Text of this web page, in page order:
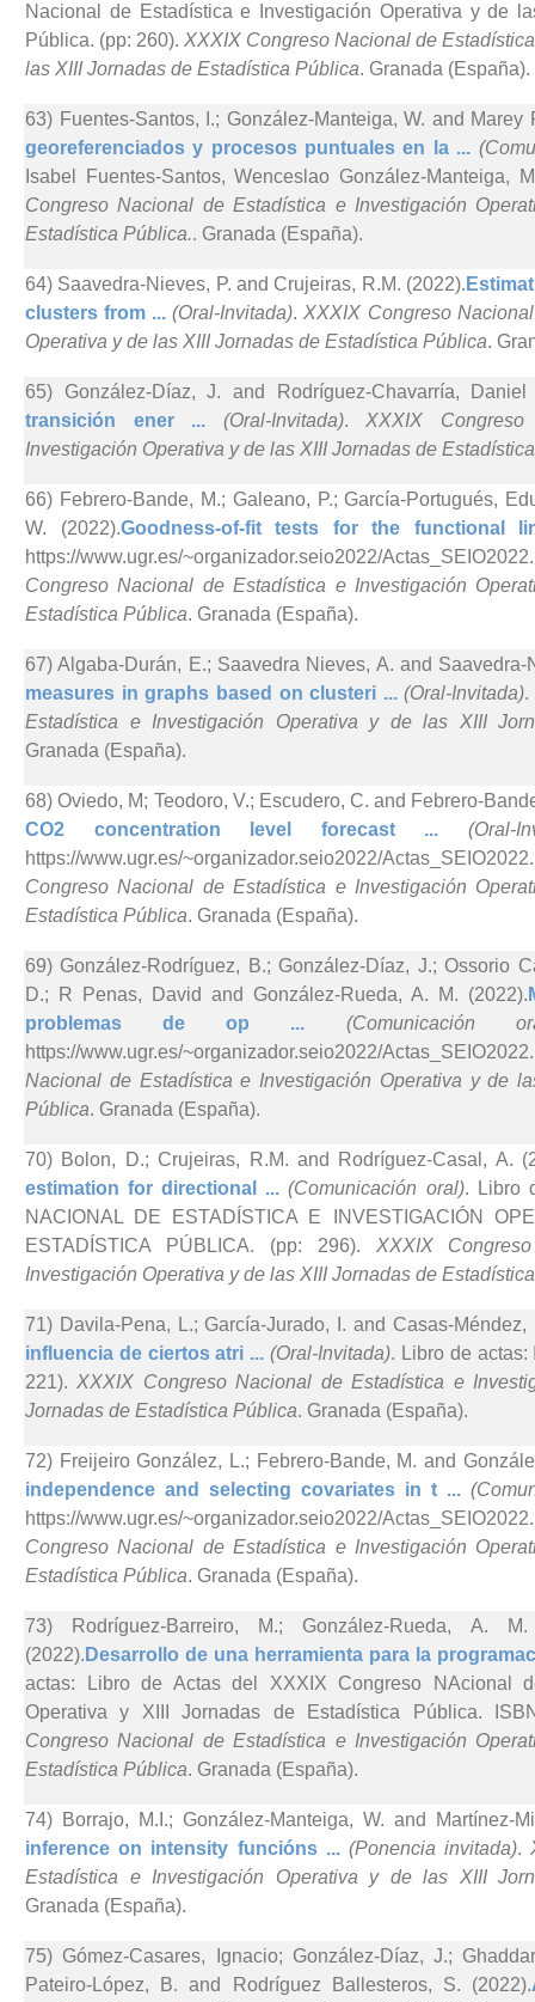
Nacional de Estadística e Investigación Operativa y de
Pública. (pp: 260). XXXIX Congreso Nacional de
las XIII Jornadas de Estadística Pública. Granada (España).
63) Fuentes-Santos, I.; González-Manteiga, W. and Marey
georeferenciados y procesos puntuales en la ...
Isabel Fuentes-Santos, Wenceslao González-Manteiga,
Congreso Nacional de Estadística e Investigación
Estadística Pública.. Granada (España).
64) Saavedra-Nieves, P. and Crujeiras, R.M. (2022).
clusters from ...(Oral-Invitada). XXXIX Congreso
Operativa y de las XIII Jornadas de Estadística Pública.
65) González-Díaz, J. and Rodríguez-Chavarría, Daniel
transición ener ... (Oral-Invitada). XXXIX
Investigación Operativa y de las XIII Jornadas de
66) Febrero-Bande, M.; Galeano, P.; García-Portugués,
W. (2022).Goodness-of-fit tests for the functional
https://www.ugr.es/~organizador.seio2022/
Congreso Nacional de Estadística e Investigación
Estadística Pública. Granada (España).
67) Algaba-Durán, E.; Saavedra Nieves, A. and Saavedra-
measures in graphs based on clusteri ...(Oral-Invitada)
Estadística e Investigación Operativa y de las XIII
Granada (España).
68) Oviedo, M; Teodoro, V.; Escudero, C. and Febrero-
CO2 concentration level forecast ... (Oral-
https://www.ugr.es/~organizador.seio2022/
Congreso Nacional de Estadística e Investigación
Estadística Pública. Granada (España).
69) González-Rodríguez, B.; González-Díaz, J.; Ossorio
D.; R Penas, David and González-Rueda, A. M. (2022).
problemas de op ... (Comunicación
https://www.ugr.es/~organizador.seio2022/
Nacional de Estadística e Investigación Operativa y de
Pública. Granada (España).
70) Bolon, D.; Crujeiras, R.M. and Rodríguez-Casal, A.
estimation for directional ...(Comunicación oral). Libro
NACIONAL DE ESTADÍSTICA E INVESTIGACIÓN
ESTADÍSTICA PÚBLICA. (pp: 296). XXXIX
Investigación Operativa y de las XIII Jornadas de
71) Davila-Pena, L.; García-Jurado, I. and Casas-Méndez,
influencia de ciertos atri ...(Oral-Invitada). Libro de actas:
221). XXXIX Congreso Nacional de Estadística e
Jornadas de Estadística Pública. Granada (España).
72) Freijeiro González, L.; Febrero-Bande, M. and
independence and selecting covariates in t ...
https://www.ugr.es/~organizador.seio2022/
Congreso Nacional de Estadística e Investigación
Estadística Pública. Granada (España).
73) Rodríguez-Barreiro, M.; González-Rueda, A.
(2022). Desarrollo de una herramienta para la
actas: Libro de Actas del XXXIX Congreso NAcional
Operativa y XIII Jornadas de Estadística Pública.
Congreso Nacional de Estadística e Investigación
Estadística Pública. Granada (España).
74) Borrajo, M.I.; González-Manteiga, W. and Martínez-
inference on intensity funcións ... (Ponencia invitada).
Estadística e Investigación Operativa y de las XIII
Granada (España).
75) Gómez-Casares, Ignacio; González-Díaz, J.;
Pateiro-López, B. and Rodríguez Ballesteros, S. (2022).